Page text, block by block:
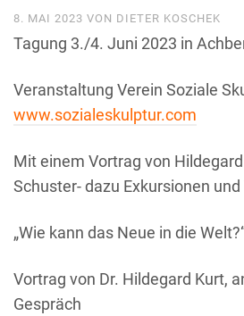
8. MAI 2023 VON DIETER KOSCHEK
Tagung 3./4. Juni 2023 in
Veranstaltung Verein Soziale
www.sozialeskulptur.com
Mit einem Vortrag von
Schuster- dazu Exkursionen
„Wie kann das Neue in die
Vortrag von Dr. Hildegard Kurt,
Gespräch